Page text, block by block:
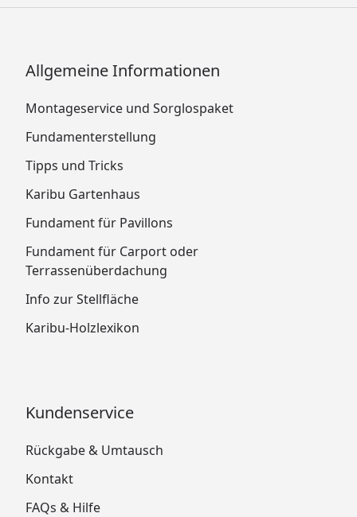
Allgemeine Informationen
Montageservice und Sorglospaket
Fundamenterstellung
Tipps und Tricks
Karibu Gartenhaus
Fundament für Pavillons
Fundament für Carport oder
Terrassenüberdachung
Info zur Stellfläche
Karibu-Holzlexikon
Kundenservice
Rückgabe & Umtausch
Kontakt
FAQs & Hilfe